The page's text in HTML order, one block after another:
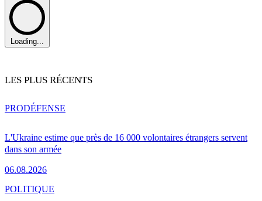
Loading...
LES PLUS RÉCENTS
L'Ukraine estime que près de 16 000 volontaires étrangers servent
dans son armée
06.08.2026
PRODÉFENSE
POLITIQUE